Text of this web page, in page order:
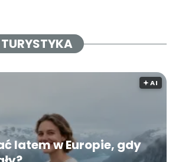
TURYSTYKA
🟅 AI
latem w Europie, gdy